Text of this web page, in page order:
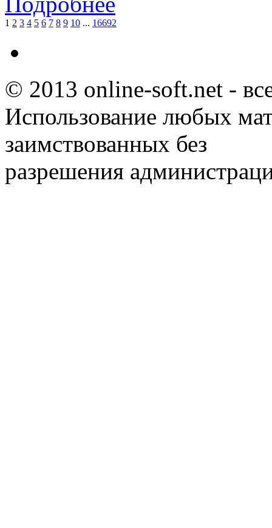
1 2 3 4 5 6 7 8 9 10 ... 16692
© 2013 online-soft.net -
Использование любых
заимствованных без
разрешения